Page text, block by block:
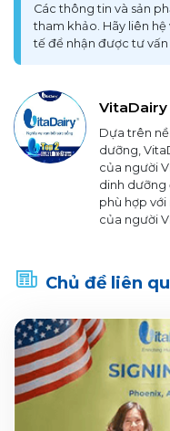
Các thông tin và sản
tham khảo. Hãy liên
tế để nhận được tư vấn
VitaDairy
Dựa trên
dưỡng,
của người
dinh dưỡng
phù hợp
của người
Chủ đề liên